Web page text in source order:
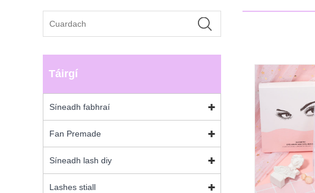
Táirgí
Síneadh fabhraí
Fan Premade
Síneadh lash diy
Lashes stiall